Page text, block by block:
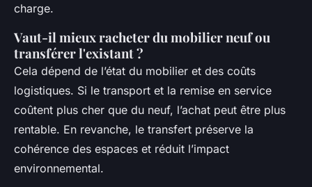
charge.
Vaut-il mieux racheter du mobilier neuf ou
transférer l'existant ?
Cela dépend de l’état du mobilier et des coûts
logistiques. Si le transport et la remise en service
coûtent plus cher que du neuf, l’achat peut être plus
rentable. En revanche, le transfert préserve la
cohérence des espaces et réduit l’impact
environnemental.